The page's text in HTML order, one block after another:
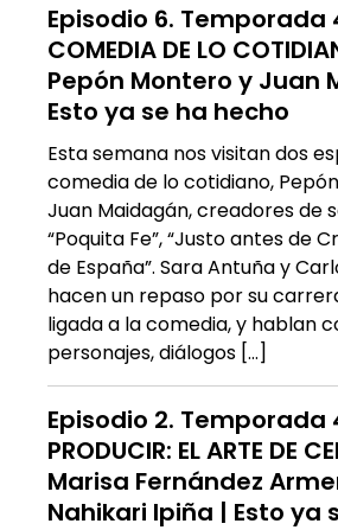
Episodio 6. Temporada
COMEDIA DE LO
Pepón Montero y Juan
Esto ya se ha hecho
Esta semana nos visitan dos
comedia de lo cotidiano,
Juan Maidagán, creadores de
“Poquita Fe”, “Justo antes de
de España”. Sara Antuña y
hacen un repaso por su
ligada a la comedia, y hablan
personajes, diálogos […]
Episodio 2. Temporada
PRODUCIR: EL ARTE DE
Marisa Fernández
Nahikari Ipiña | Esto ya